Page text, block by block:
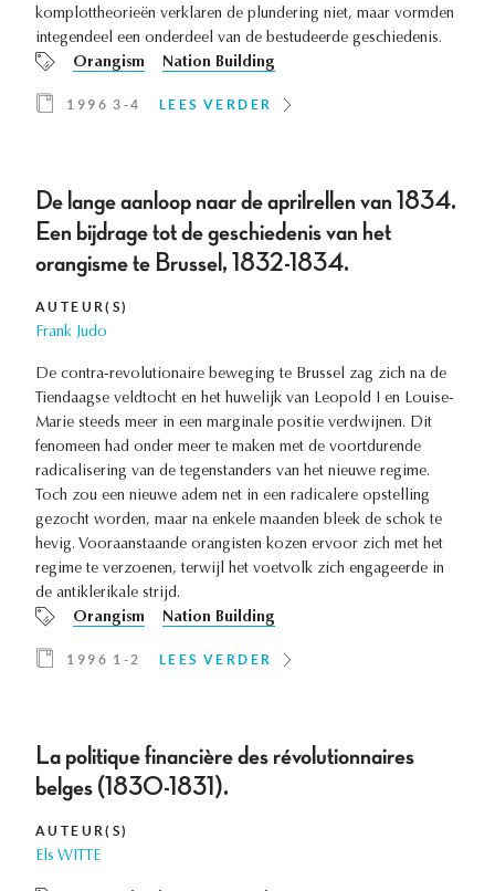
komplottheorieën verklaren de plundering niet, maar vormden
integendeel een onderdeel van de bestudeerde geschiedenis.
Orangism
Nation Building
1996 3-4 LEES VERDER
De lange aanloop naar de aprilrellen van 1834.
Een bijdrage tot de geschiedenis van het
orangisme te Brussel, 1832-1834.
AUTEUR(S)
Frank Judo
De contra-revolutionaire beweging te Brussel zag zich na de
Tiendaagse veldtocht en het huwelijk van Leopold I en Louise-
Marie steeds meer in een marginale positie verdwijnen. Dit
fenomeen had onder meer te maken met de voortdurende
radicalisering van de tegenstanders van het nieuwe regime.
Toch zou een nieuwe adem net in een radicalere opstelling
gezocht worden, maar na enkele maanden bleek de schok te
hevig. Vooraanstaande orangisten kozen ervoor zich met het
regime te verzoenen, terwijl het voetvolk zich engageerde in
de antiklerikale strijd.
Orangism
Nation Building
1996 1-2 LEES VERDER
La politique financière des révolutionnaires
belges (1830-1831).
AUTEUR(S)
Els WITTE